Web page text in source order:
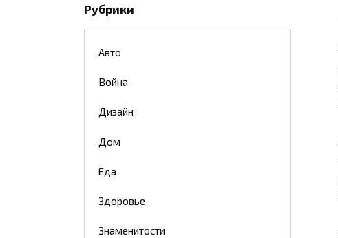
Рубрики
Авто
Война
Дизайн
Дом
Еда
Здоровье
Знаменитости